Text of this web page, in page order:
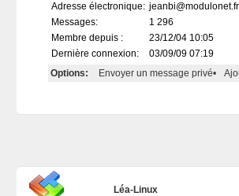
Adresse électronique: jeanbi@modulonet.fr
Messages:
1 296
Membre depuis :
23/12/04 10:05
Dernière connexion:
03/09/09 07:19
Options:
Envoyer un message privé•
Léa-Linux